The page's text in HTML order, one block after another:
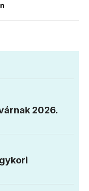
2026.